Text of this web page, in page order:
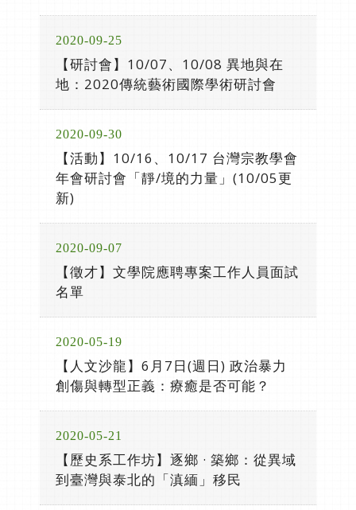
2020-09-25
【研討會】10/07、10/08 異地與在
地：2020傳統藝術國際學術研討會
2020-09-30
【活動】10/16、10/17 台灣宗教學會
年會研討會「靜/境的力量」(10/05更
新)
2020-09-07
【徵才】文學院應聘專案工作人員面試
名單
2020-05-19
【人文沙龍】6月7日(週日) 政治暴力
創傷與轉型正義：療癒是否可能？
2020-05-21
【歷史系工作坊】逐鄉 · 築鄉：從異域
到臺灣與泰北的「滇緬」移民